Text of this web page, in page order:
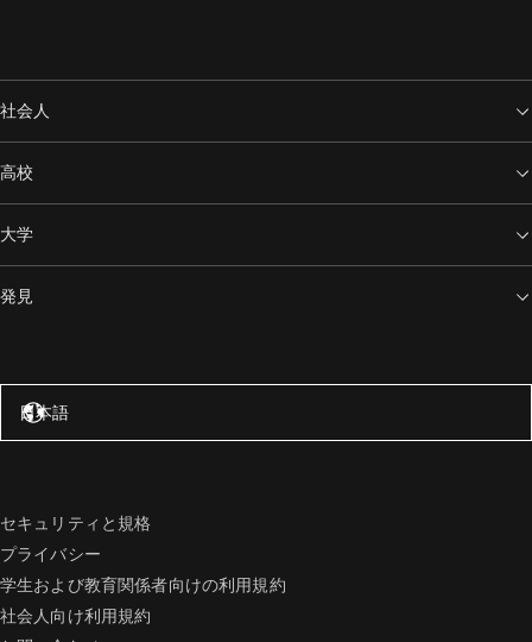
社会人
高校
大学
発見
日本語
セキュリティと規格
プライバシー
学生および教育関係者向けの利用規約
社会人向け利用規約